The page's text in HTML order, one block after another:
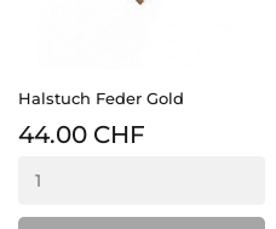
Halstuch Feder Gold
44.00 CHF